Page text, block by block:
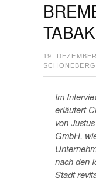
19.
SCHÖNEBERG
Im
erläutert
von
GmbH,
nach den
Stadt